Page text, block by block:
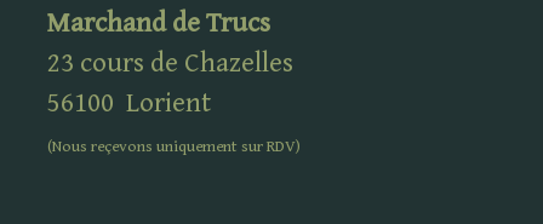
Marchand de Trucs
23 cours de Chazelles
56100 Lorient
(Nous reçevons uniquement surRDV)